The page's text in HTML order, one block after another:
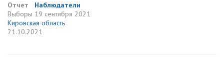
Отчет
Наблюдатели
Выборы 19 сентября 2021
Кировская область
21.10.2021